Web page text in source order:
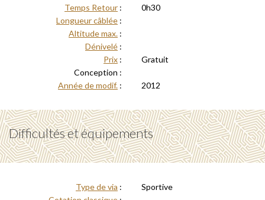
Temps Retour :
0h30
Longueur câblée :
Altitude max. :
Dénivelé :
Prix :
Gratuit
Conception :
Année de modif. : 2012
Difficultés et équipements
Type de via :
Sportive